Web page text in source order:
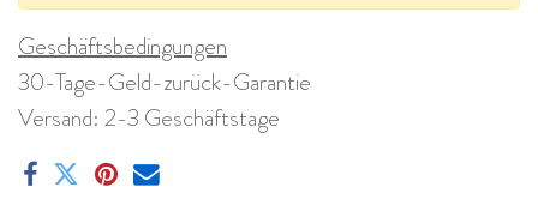
Geschäftsbedingungen
30-Tage-Geld-zurück-Garantie
Versand: 2-3 Geschäftstage